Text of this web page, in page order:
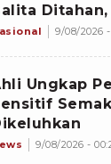
9/08/2026 -
Ungkap
9/08/2026 -